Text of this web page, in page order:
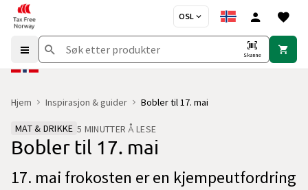
OSL
Skanne
Hjem Inspirasjon & guider Bobler til 17. mai
MAT & DRIKKE 5 MINUTTER Å LESE
Bobler til 17. mai
17. mai frokosten er en kjempeutfordring